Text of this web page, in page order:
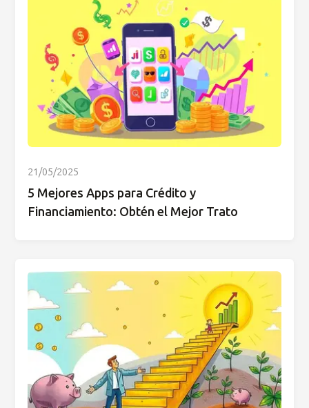
21/05/2025
5 Mejores Apps para Crédito y
Financiamiento: Obtén el Mejor Trato